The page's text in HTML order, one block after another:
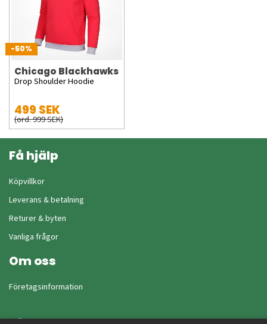
-50%
Chicago Blackhawks
Drop Shoulder Hoodie
499 SEK
(ord. 999 SEK)
Få hjälp
Köpvillkor
Leverans & betalning
Returer & byten
Vanliga frågor
Om oss
Företagsinformation